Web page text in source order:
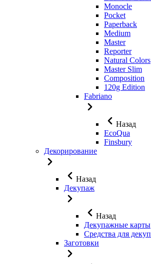
Monocle
Pocket
Paperback
Medium
Master
Reporter
Natural Colors
Master Slim
Composition
120g Edition
Fabriano
Назад
EcoQua
Finsbury
Декорирование
Назад
Декупаж
Назад
Декупажные карты
Средства для
Заготовки